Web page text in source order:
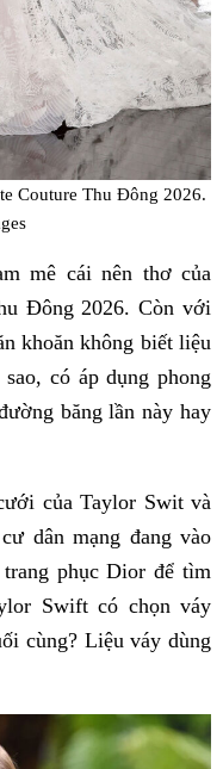
Couture Thu Đông 2026.
mê cái nên thơ của
Đông 2026. Còn với
khoăn không biết liệu
có áp dụng phong
băng lần này hay
của Taylor Swit và
dân mạng đang vào
phục Dior để tìm
Swift có chọn váy
cùng? Liệu váy dùng